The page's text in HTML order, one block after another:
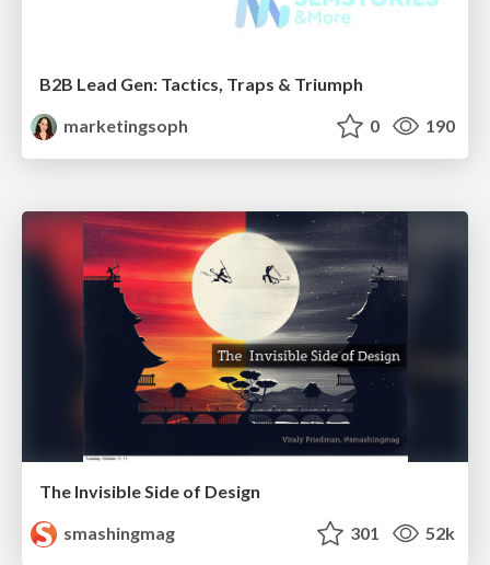
B2B Lead Gen: Tactics, Traps & Triumph
marketingsoph
0 190
The Invisible Side of Design
smashingmag
301 52k